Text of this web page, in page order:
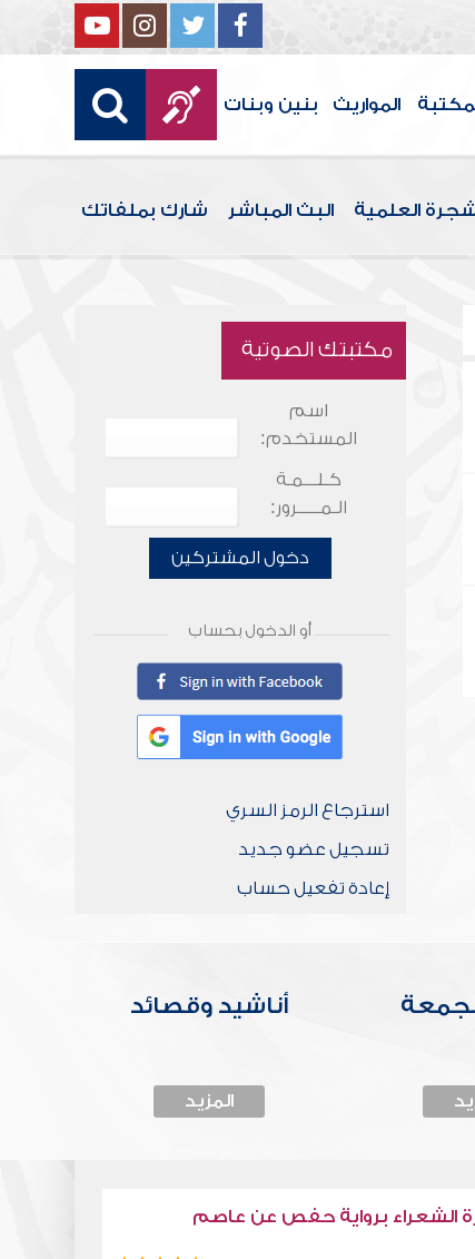
المواريث بنين وبنات
العلمية البث المباشر شارك بملفاتك
مكتبتك الصوتية
اسم
المستخدم:
كـلـــمـة
الـمـــــرور:
دخول المشتركين
أو الدخول بحساب
استرجاع الرمز السري
تسجيل عضو جديد
إعادة تفعيل حساب
أناشيد وقصائد
المزيد
الشعراء برواية حفص عن عاصم